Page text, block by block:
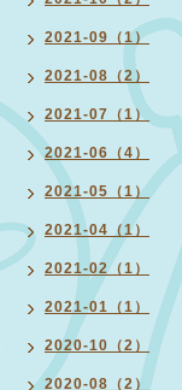
2021-09（1）
2021-08（2）
2021-07（1）
2021-06（4）
2021-05（1）
2021-04（1）
2021-02（1）
2021-01（1）
2020-10（2）
2020-08（2）